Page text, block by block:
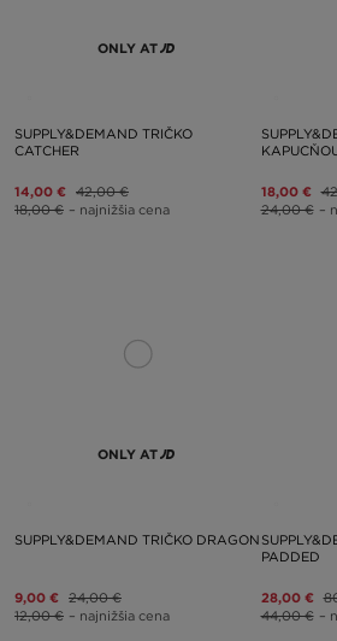
ONLY AT
SUPPLY&DEMAND TRIČKO
CATCHER
14,00 € 42,00 €
18,00 € – najnižšia cena
18,00 €
24,00 € –
ONLY AT
SUPPLY&DEMAND TRIČKO DRAGON
9,00 € 24,00 €
12,00 € – najnižšia cena
PADDED
28,00 €
44,00 € –